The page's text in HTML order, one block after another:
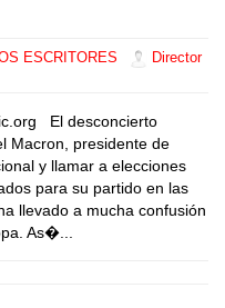
ESCRITORES
Director
El desconcierto
Macron, presidente de
y llamar a elecciones
para su partido en las
llevado a mucha confusión
As�...